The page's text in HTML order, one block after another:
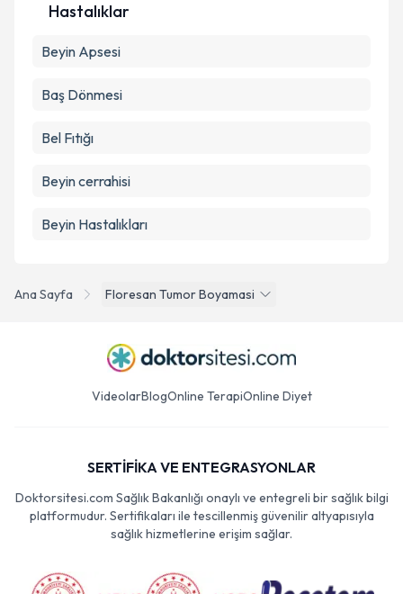
Ana Sayfa Floresan Tumor Boyamasi
Hastalıklar
Beyin Apsesi
Baş Dönmesi
Bel Fıtığı
Beyin cerrahisi
Beyin Hastalıkları
VideolarBlogOnline TerapiOnline Diyet
SERTİFİKA VE ENTEGRASYONLAR
Doktorsitesi.com Sağlık Bakanlığı onaylı ve entegreli bir sağlık bilgi
platformudur. Sertifikaları ile tescillenmiş güvenilir altyapısıyla
sağlık hizmetlerine erişim sağlar.